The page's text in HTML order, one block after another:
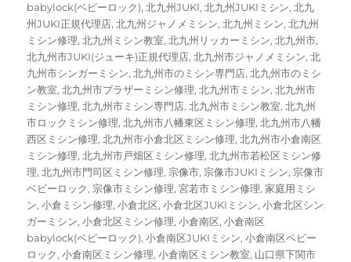
babylock(ベビーロック),北九州JUKI,北九州JUKIミシン,北九
州JUKI正規代理店,北九州ジャノメミシン,北九州ミシン,北九州
ミシン修理,北九州ミシン教室,北九州リッカーミシン,北九州市,
北九州市JUKI(ジューキ)正規代理店,北九州市ジャノメミシン,北
九州市シンガーミシン,北九州市のミシン専門店,北九州市のミシ
ン教室,北九州市ブラザーミシン修理,北九州市ミシン,北九州市
ミシン修理,北九州市ミシン専門店,北九州市ミシン教室,北九州
市ロックミシン修理,北九州市八幡東区ミシン修理,北九州市八幡
西区ミシン修理,北九州市小倉北区ミシン修理,北九州市小倉南区
ミシン修理,北九州市戸畑区ミシン修理,北九州市若松区ミシン修
理,北九州市門司区ミシン修理, 宗像市, 宗像市JUKIミシン, 宗像市
ベビーロック, 宗像市ミシン修理,宮若市ミシン修理,家庭用ミシ
ン,小倉ミシン修理,小倉北区,小倉北区JUKIミシン,小倉北区シン
ガーミシン,小倉北区ミシン修理,小倉南区,小倉南区
babylock(ベビーロック),小倉南区JUKIミシン,小倉南区ベビー
ロック,小倉南区ミシン修理,小倉南区ミシン教室, 山口県下関市